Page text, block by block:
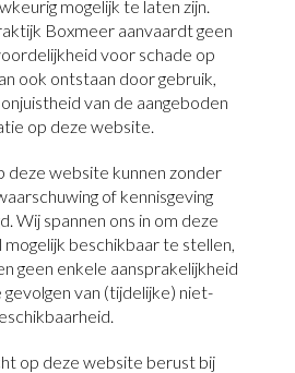
mogelijk te laten zijn.
Boxmeer aanvaardt geen
voor schade op
ook ontstaan door gebruik,
van de aangeboden
op deze website.
deze website kunnen zonder
of kennisgeving
Wij spannen ons in om deze
mogelijk beschikbaar te stellen,
geen enkele aansprakelijkheid
van (tijdelijke) niet-
op deze website berust bij